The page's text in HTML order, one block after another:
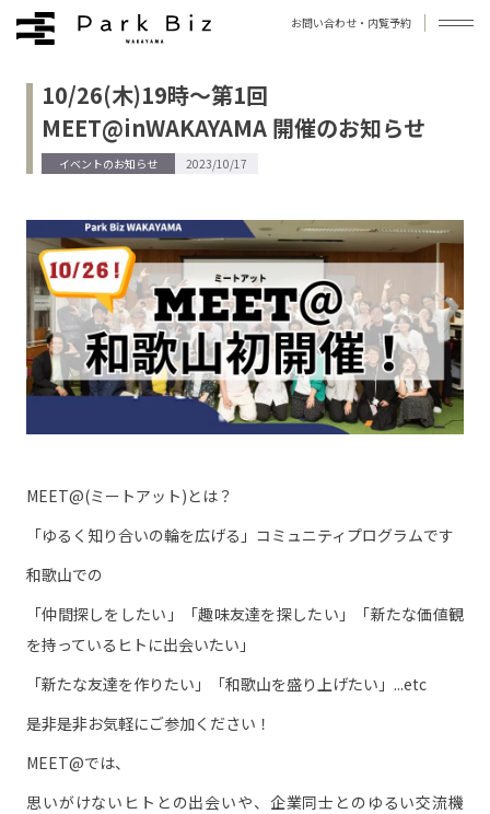
お問い合わせ・内覧予約
拠点について
お知らせ
よくあるご質問
アクセス
お問い合わせ
プライバシーポリシー利用規約運営会社
10/26(木)19時～第1回
MEET@inWAKAYAMA 開催のお知らせ
イベントのお知らせ 2023/10/17
MEET@(ミートアット)とは？
「ゆるく知り合いの輪を広げる」コミュニティプログラムです
和歌山での
「仲間探しをしたい」「趣味友達を探したい」「新たな価値観
を持っているヒトに出会いたい」
「新たな友達を作りたい」「和歌山を盛り上げたい」...etc
是非是非お気軽にご参加ください！
MEET@では、
思いがけないヒトとの出会いや、企業同士とのゆるい交流機